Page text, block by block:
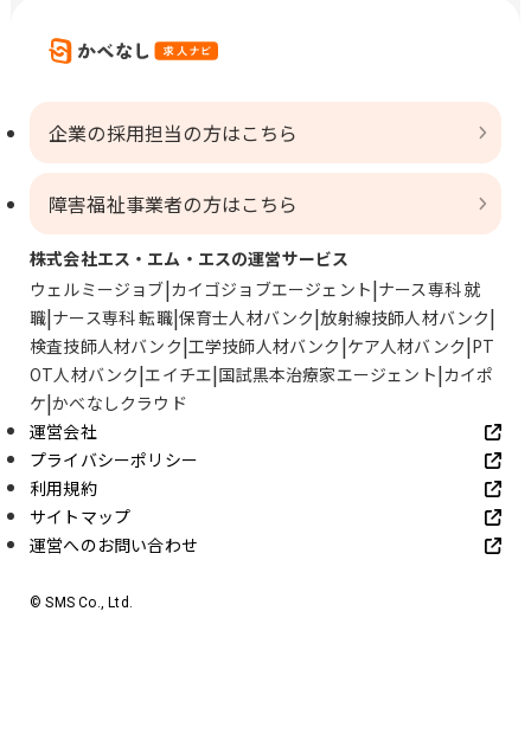
企業の採用担当の方はこちら
障害福祉事業者の方はこちら
株式会社エス・エム・エスの運営サービス
ウェルミージョブ カイゴジョブエージェント ナース専科 就
職 ナース専科 転職 保育士人材バンク 放射線技師人材バンク
検査技師人材バンク 工学技師人材バンク ケア人材バンク PT
OT人材バンク エイチエ 国試黒本治療家エージェント カイポ
ケ かべなしクラウド
運営会社
プライバシーポリシー
利用規約
サイトマップ
運営へのお問い合わせ
© SMS Co., Ltd.